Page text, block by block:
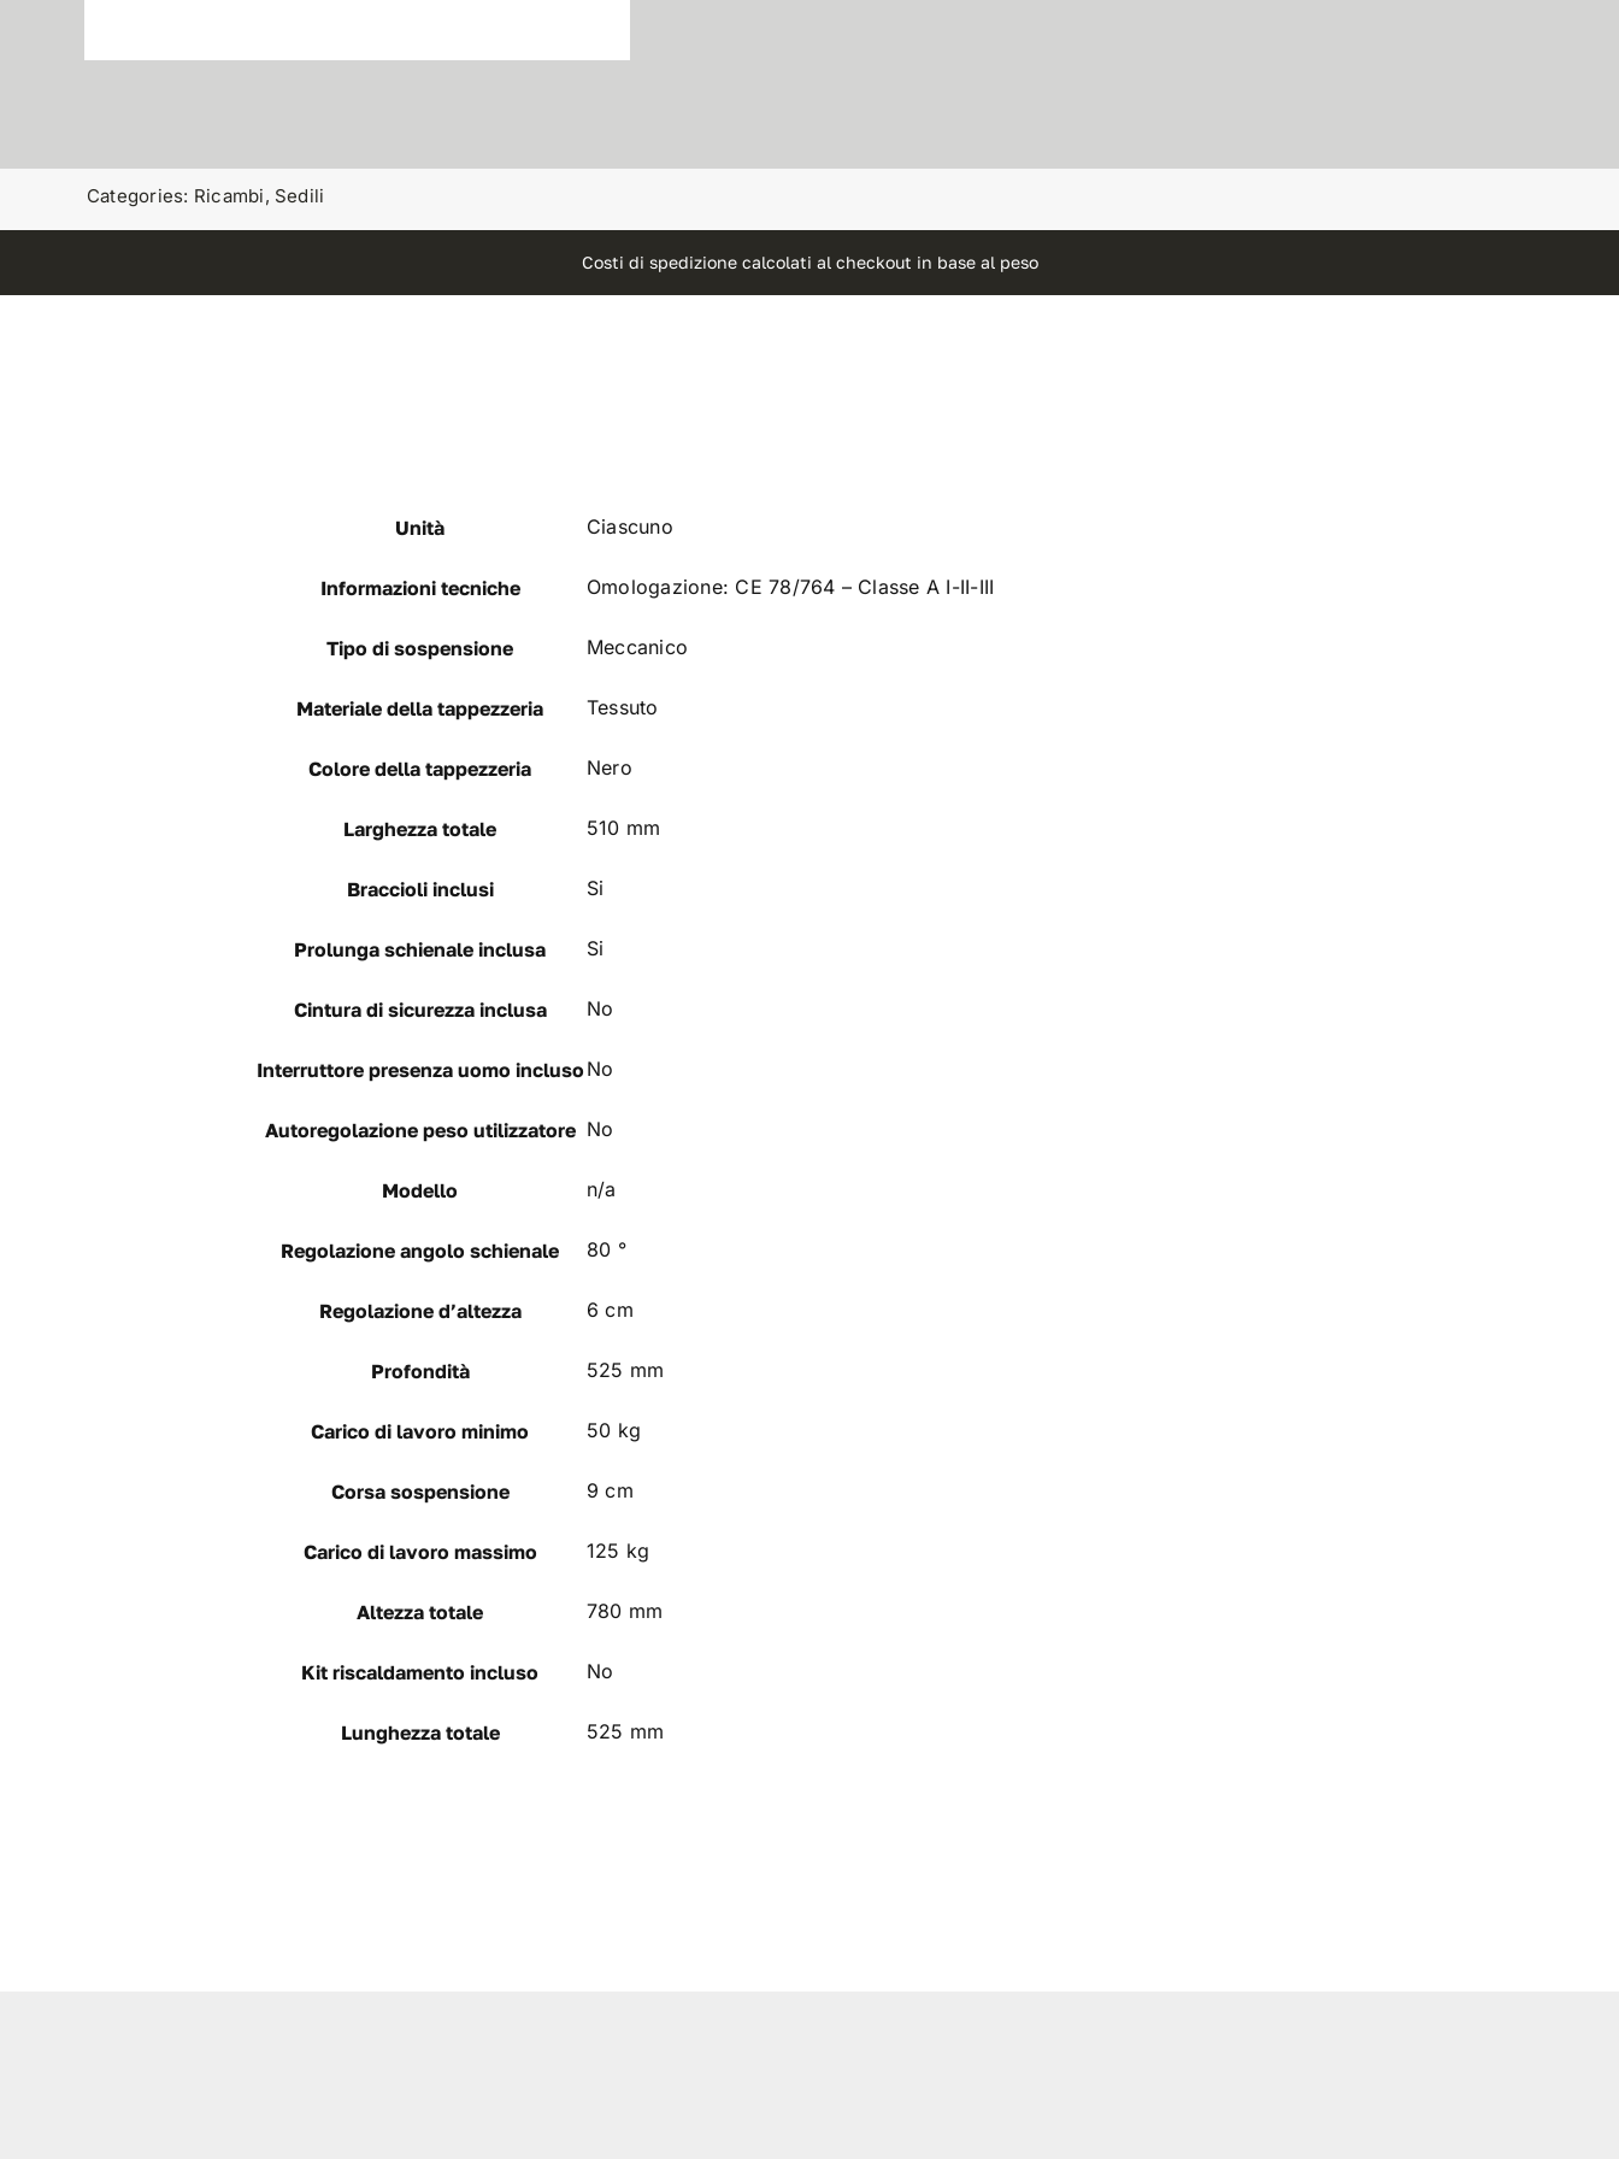
Categories: Ricambi, Sedili
Costi di spedizione calcolati al checkout in base al peso
Unità Ciascuno
Informazioni tecniche Omologazione: CE 78/764 – Classe A I-II-III
Tipo di sospensione Meccanico
Materiale della tappezzeria Tessuto
Colore della tappezzeria Nero
Larghezza totale 510 mm
Braccioli inclusi Si
Prolunga schienale inclusa Si
Cintura di sicurezza inclusa No
Interruttore presenza uomo incluso No
Autoregolazione peso utilizzatore No
Modello n/a
Regolazione angolo schienale 80 °
Regolazione d’altezza 6 cm
Profondità 525 mm
Carico di lavoro minimo 50 kg
Corsa sospensione 9 cm
Carico di lavoro massimo 125 kg
Altezza totale 780 mm
Kit riscaldamento incluso No
Lunghezza totale 525 mm